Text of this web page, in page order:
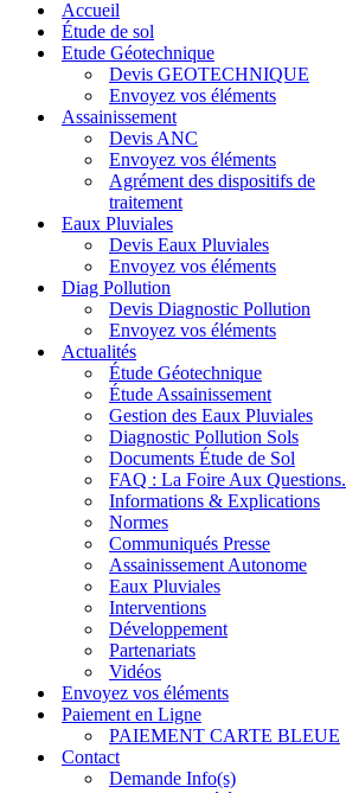
navigationAccueil
Étude de sol
Etude Géotechnique
Devis GEOTECHNIQUE
Envoyez vos éléments
Assainissement
Devis ANC
Envoyez vos éléments
Agrément des dispositifs de
traitement
Eaux Pluviales
Devis Eaux Pluviales
Envoyez vos éléments
Diag Pollution
Devis Diagnostic Pollution
Envoyez vos éléments
Actualités
Étude Géotechnique
Étude Assainissement
Gestion des Eaux Pluviales
Diagnostic Pollution Sols
Documents Étude de Sol
FAQ : La Foire Aux Questions.
Informations & Explications
Normes
Communiqués Presse
Assainissement Autonome
Eaux Pluviales
Interventions
Développement
Partenariats
Vidéos
Envoyez vos éléments
Paiement en Ligne
PAIEMENT CARTE BLEUE
Contact
Demande Info(s)